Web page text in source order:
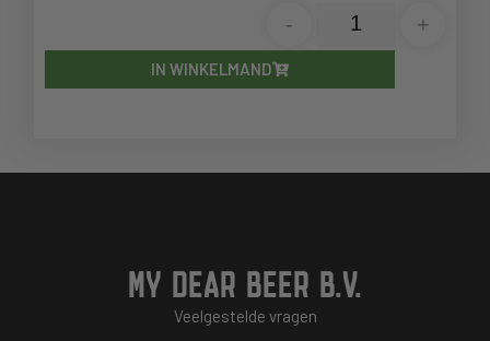
- +
IN WINKELMAND
MY DEAR BEER B.V.
Veelgestelde vragen